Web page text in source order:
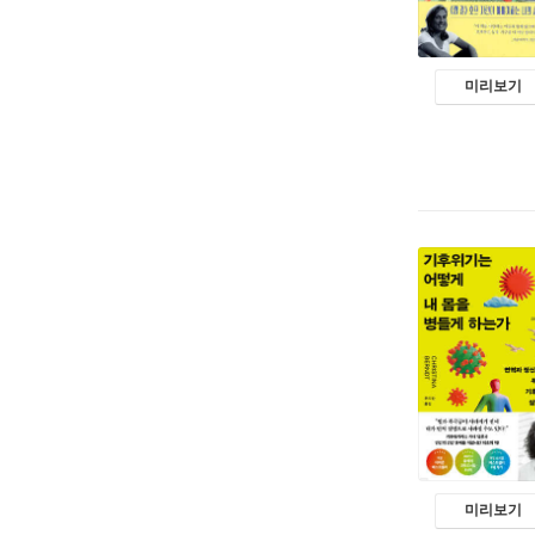
미리보기
미리보기